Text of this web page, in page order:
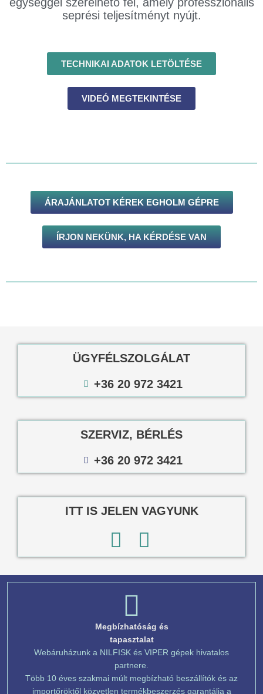
seprési teljesítményt nyújt.
TECHNIKAI ADATOK LETÖLTÉSE
VIDEÓ MEGTEKINTÉSE
ÁRAJÁNLATOT KÉREK EGHOLM GÉPRE
ÍRJON NEKÜNK, HA KÉRDÉSE VAN
ÜGYFÉLSZOLGÁLAT
+36 20 972 3421
SZERVIZ, BÉRLÉS
+36 20 972 3421
ITT IS JELEN VAGYUNK
Megbízhatóság és
tapasztalat
Webáruházunk a NILFISK és VIPER gépek hivatalos
partnere.
Több 10 éves szakmai múlt megbízható beszállítók és az
importőröktől közvetlen termékbeszerzés garantálja a